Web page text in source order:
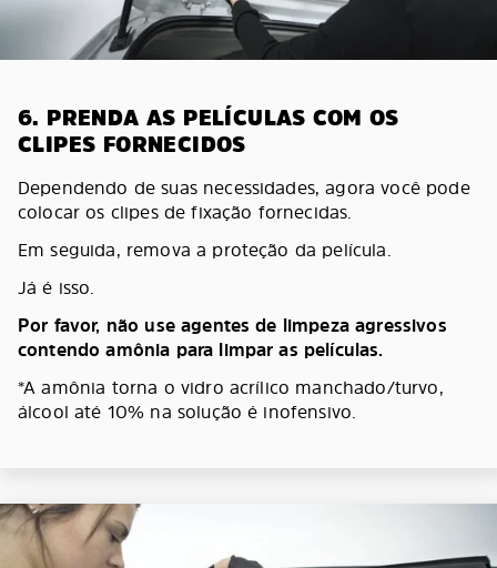
6. PRENDA AS PELÍCULAS COM OS
CLIPES FORNECIDOS
Dependendo de suas necessidades, agora você pode
colocar os clipes de fixação fornecidas.
Em seguida, remova a proteção da película.
Já é isso.
Por favor, não use agentes de limpeza agressivos
contendo amônia para limpar as películas.
*A amônia torna o vidro acrílico manchado/turvo,
álcool até 10% na solução é inofensivo.